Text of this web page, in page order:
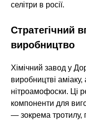
селітри в росії.
Стратегічний
виробництво
Хімічний завод у
виробництві аміаку,
нітроамофоски. Ці
компоненти для
— зокрема тротилу,